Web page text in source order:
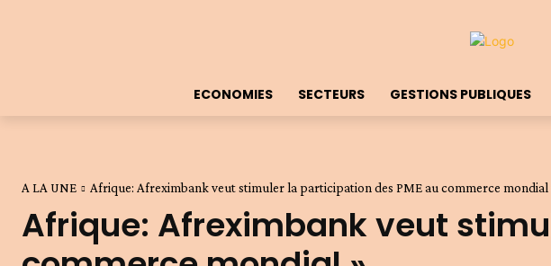
ECONOMIES SECTEURS GESTIONS PUBLIQUES
A LA UNE Afrique: Afreximbank veut stimuler la participation des PME au commerce mondial
Afrique: Afreximbank veut